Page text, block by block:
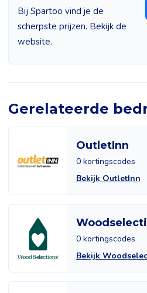
Bij Spartoo vind je de
scherpste prijzen. Bekijk de
website.
Gerelateerde
OutletInn
0 kortingscodes
Bekijk OutletInn
0 kortingscodes
Bekijk